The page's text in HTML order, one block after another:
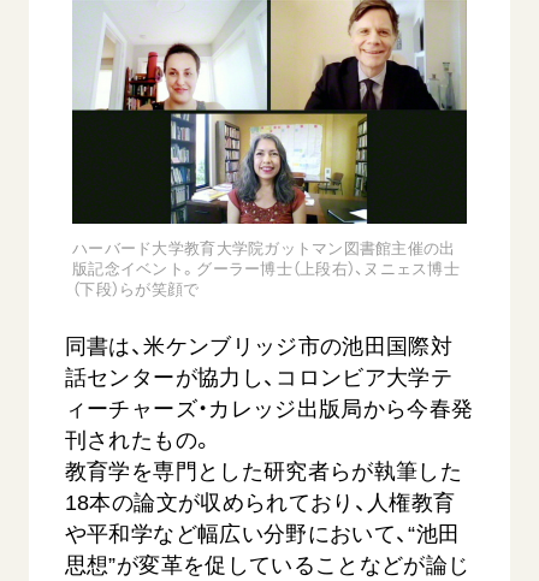
SGIピースサイト
SOKA PICKS すべて見る
【被爆証言】「原爆の子」として生きた80年
広島県 早志百…
2026.08.06
SDGs 平和
ハーバード大学教育大学院ガットマン図書館主催の出
版記念イベント。グーラー博士（上段右）、ヌニェス博士
（下段）らが笑顔で
同書は、米ケンブリッジ市の池田国際対
話センターが協力し、コロンビア大学テ
ィーチャーズ・カレッジ出版局から今春発
刊されたもの。
教育学を専門とした研究者らが執筆した
18本の論文が収められており、人権教育
や平和学など幅広い分野において、“池田
思想”が変革を促していることなどが論じ